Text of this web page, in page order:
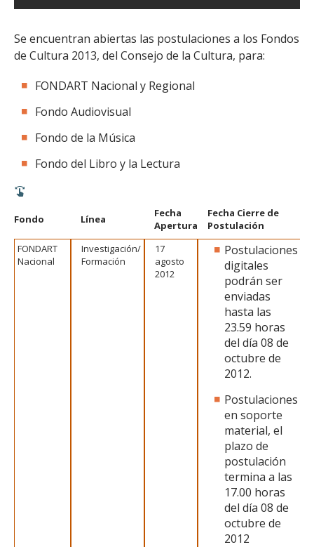
Se encuentran abiertas las postulaciones a los Fondos
de Cultura 2013, del Consejo de la Cultura, para:
FONDART Nacional y Regional
Fondo Audiovisual
Fondo de la Música
Fondo del Libro y la Lectura
Fondo Línea
Fecha
Apertura
Fecha Cierre de
Postulación
FONDART
Nacional
Investigación/
Formación
17
agosto
2012
Postulaciones
digitales
podrán ser
enviadas
hasta las
23.59 horas
del día 08 de
octubre de
2012.
Postulaciones
en soporte
material, el
plazo de
postulación
termina a las
17.00 horas
del día 08 de
octubre de
2012